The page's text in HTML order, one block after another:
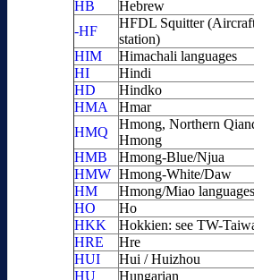
HB
Hebrew
-HF
HFDL Squitter
station)
HIM
Himachali languages
HI
Hindi
HD
Hindko
HMA
Hmar
HMQ
Hmong, Northern
Hmong
HMB
Hmong-Blue/Njua
HMW Hmong-White/Daw
HM
Hmong/Miao languages
HO
Ho
HKK
Hokkien: see TW-
HRE
Hre
HUI
Hui / Huizhou
HU
Hungarian